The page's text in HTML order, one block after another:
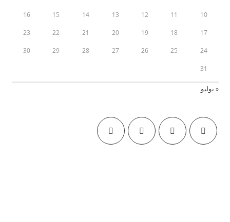
10
11
12
13
14
15
16
17
18
19
20
21
22
23
24
25
26
27
28
29
30
31
« يوليو